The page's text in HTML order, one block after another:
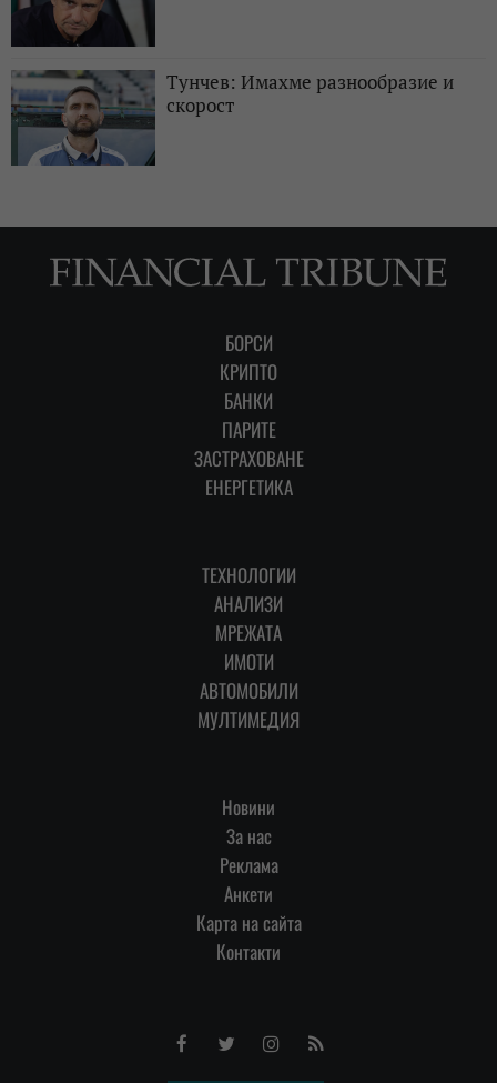
Тунчев: Имахме разнообразие и
скорост
БОРСИ
КРИПТО
БАНКИ
ПАРИТЕ
ЗАСТРАХОВАНЕ
ЕНЕРГЕТИКА
ТЕХНОЛОГИИ
АНАЛИЗИ
МРЕЖАТА
ИМОТИ
АВТОМОБИЛИ
МУЛТИМЕДИЯ
Новини
За нас
Реклама
Анкети
Карта на сайта
Контакти
FacebookTwitterInstagram
RSS